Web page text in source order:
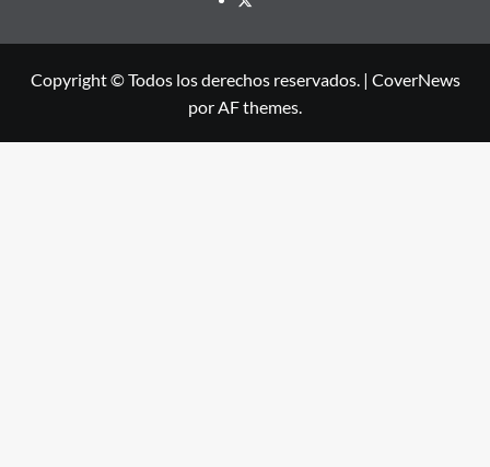
Copyright © Todos los derechos reservados. | CoverNews
por AF themes.